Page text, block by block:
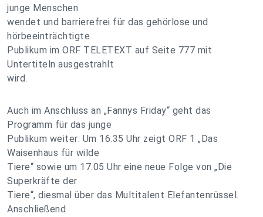
junge Menschen
wendet und barrierefrei für das gehörlose und
hörbeeinträchtigte
Publikum im ORF TELETEXT auf Seite 777 mit
Untertiteln ausgestrahlt
wird.
Auch im Anschluss an „Fannys Friday“ geht das
Programm für das junge
Publikum weiter: Um 16.35 Uhr zeigt ORF 1 „Das
Waisenhaus für wilde
Tiere“ sowie um 17.05 Uhr eine neue Folge von „Die
Superkräfte der
Tiere“, diesmal über das Multitalent Elefantenrüssel.
Anschließend